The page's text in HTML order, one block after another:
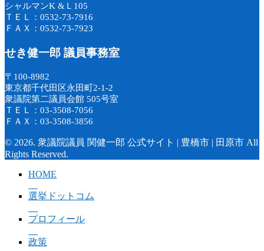
シャルマンK &Ｌ105
ＴＥＬ：0532-73-7916
ＦＡＸ：0532-73-7923
せき健一郎 議員事務室
〒100-8982
東京都千代田区永田町2-1-2
衆議院第二議員会館 505号室
ＴＥＬ：03-3508-7056
ＦＡＸ：03-3508-3856
© 2026. 衆議院議員 関健一郎 公式サイト | 豊橋市 | 田原市 All
Rights Reserved.
HOME
選挙ドットコム
プロフィール
政策